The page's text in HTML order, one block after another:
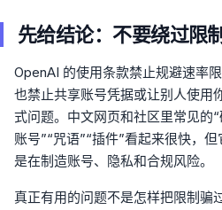
先给结论：不要绕过限制
OpenAI 的使用条款禁止规避速率
也禁止共享账号凭据或让别人使用
式问题。中文网页和社区里常见的“
账号”“咒语”“插件”看起来很快，
是在制造账号、隐私和合规风险。
真正有用的问题不是怎样把限制骗